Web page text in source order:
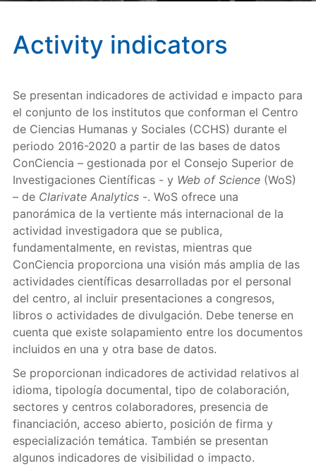
Activity indicators
Se presentan indicadores de actividad e impacto para
el conjunto de los institutos que conforman el Centro
de Ciencias Humanas y Sociales (CCHS) durante el
periodo 2016-2020 a partir de las bases de datos
ConCiencia – gestionada por el Consejo Superior de
Investigaciones Científicas - y Web of Science(WoS)
– de Clarivate Analytics-. WoS ofrece una
panorámica de la vertiente más internacional de la
actividad investigadora que se publica,
fundamentalmente, en revistas, mientras que
ConCiencia proporciona una visión más amplia de las
actividades científicas desarrolladas por el personal
del centro, al incluir presentaciones a congresos,
libros o actividades de divulgación. Debe tenerse en
cuenta que existe solapamiento entre los documentos
incluidos en una y otra base de datos.
Se proporcionan indicadores de actividad relativos al
idioma, tipología documental, tipo de colaboración,
sectores y centros colaboradores, presencia de
financiación, acceso abierto, posición de firma y
especialización temática. También se presentan
algunos indicadores de visibilidad o impacto.